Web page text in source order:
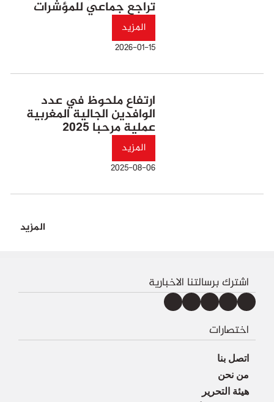
تراجع جماعي للمؤشرات
المزيد
2026-01-15
ارتفاع ملحوظ في عدد
الوافدين الجالية المغربية
عملية مرحبا 2025
المزيد
2025-08-06
المزيد
اشترك برسالتنا الاخبارية
اختصارات
اتصل بنا
من نحن
هيئة التحرير